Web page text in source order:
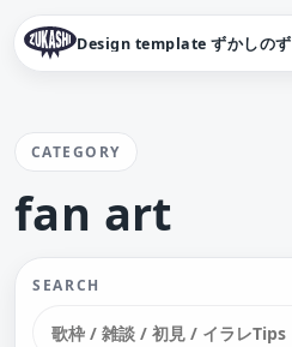
Design template ずかしのず
CATEGORY
fan art
SEARCH